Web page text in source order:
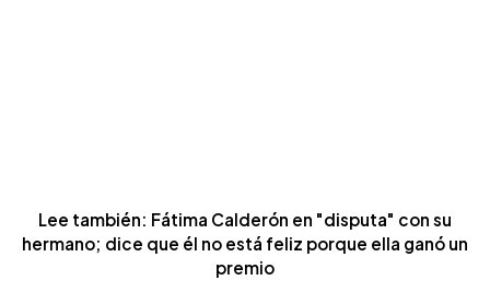
Lee también: Fátima Calderón en "disputa" con su
hermano; dice que él no está feliz porque ella ganó un
premio